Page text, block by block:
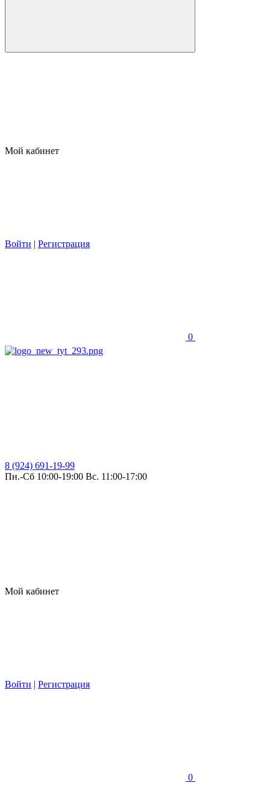
Мой кабинет
Войти | Регистрация
0
8 (924) 691-19-99
Пн.-Сб 10:00-19:00 Вс. 11:00-17:00
Мой кабинет
Войти | Регистрация
0